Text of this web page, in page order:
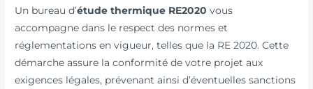
Un bureau d’étude thermique RE2020vous
accompagne dans le respect des normes et
réglementations en vigueur, telles que la RE 2020. Cette
démarche assure la conformité de votre projet aux
exigences légales, prévenant ainsi d’éventuelles sanctions